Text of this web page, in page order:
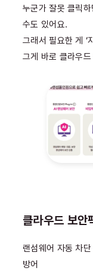
누군가 잘못 클릭
수도 있어요.
그래서 필요한 게 ‘
그게 바로 클라우
클라우드 보안
랜섬웨어 자동 차
방어